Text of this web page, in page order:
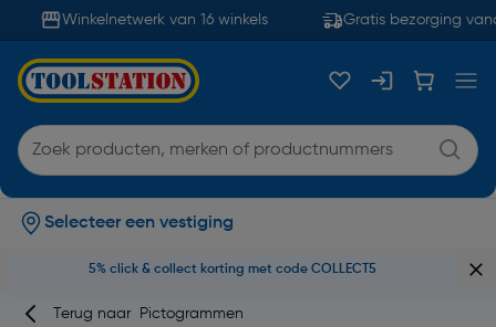
Winkelnetwerk van 16 winkels Gratis bezorging
Selecteer een vestiging
5% click & collect korting met code COLLECT5
Terug naar Pictogrammen